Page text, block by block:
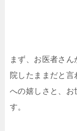
まず、お医者さ
院したままだと言
への嬉しさと、お
す。